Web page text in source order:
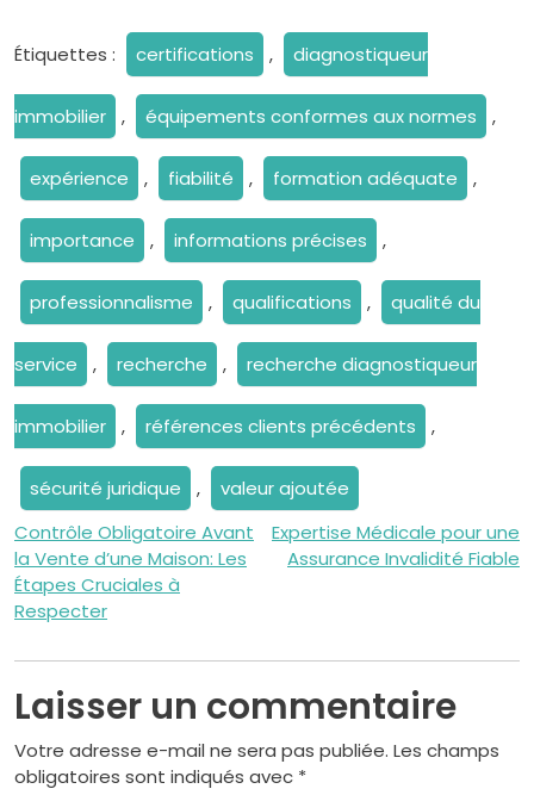
Étiquettes : certifications , diagnostiqueur
immobilier , équipements conformes aux normes ,
expérience , fiabilité , formation adéquate ,
importance , informations précises ,
professionnalisme , qualifications , qualité du
service , recherche , recherche diagnostiqueur
immobilier , références clients précédents ,
sécurité juridique , valeur ajoutée
Navigation
de
l’article
Contrôle Obligatoire Avant
la Vente d’une Maison: Les
Étapes Cruciales à
Respecter
Expertise Médicale pour une
Assurance Invalidité Fiable
Laisser un commentaire
Votre adresse e-mail ne sera pas publiée. Les champs
obligatoires sont indiqués avec *